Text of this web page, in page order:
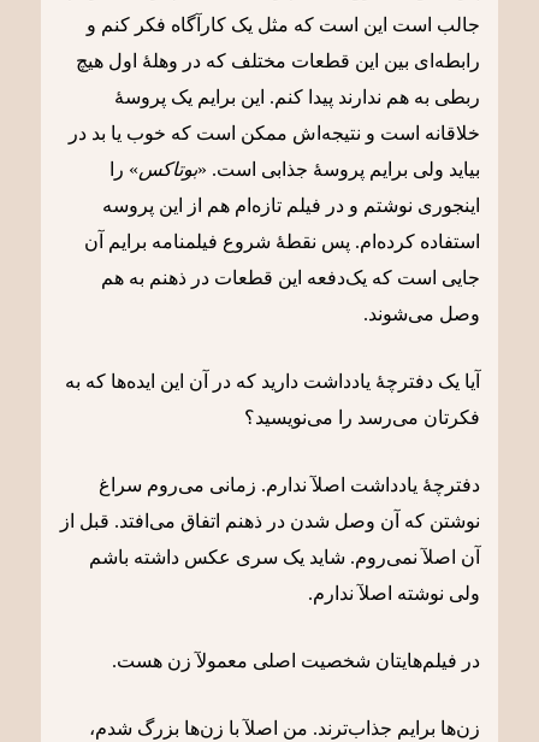
جالب است این است که مثل یک کارآگاه فکر کنم و
رابطه‌ای بین این قطعات مختلف که در وهلۀ اول هیچ
ربطی به هم ندارند پیدا کنم. این برایم یک پروسۀ
خلاقانه است و نتیجه‌اش ممکن است که خوب یا بد در
بیاید ولی برایم پروسۀ جذابی است. «بوتاکس» را
اینجوری نوشتم و در فیلم تازه‌ام هم از این پروسه
استفاده کرده‌ام. پس نقطۀ شروع فیلمنامه برایم آن
جایی است که یک‌دفعه این قطعات در ذهنم به هم
وصل می‌شوند.
آیا یک دفترچۀ یادداشت دارید که در آن این ایده‌ها که به
فکرتان می‌رسد را می‌نویسید؟
دفترچۀ یادداشت اصلآ ندارم. زمانی می‌روم سراغ
نوشتن که آن وصل شدن در ذهنم اتفاق می‌افتد. قبل از
آن اصلآ نمی‌روم. شاید یک سری عکس داشته باشم
ولی نوشته اصلآ ندارم.
در فیلم‌هایتان شخصیت اصلی معمولآ زن هست.
زن‌ها برایم جذاب‌ترند. من اصلآ با زن‌ها بزرگ شدم،